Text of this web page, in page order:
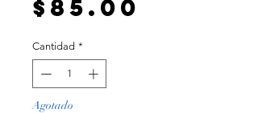
$85.00
Cantidad *
Agotado